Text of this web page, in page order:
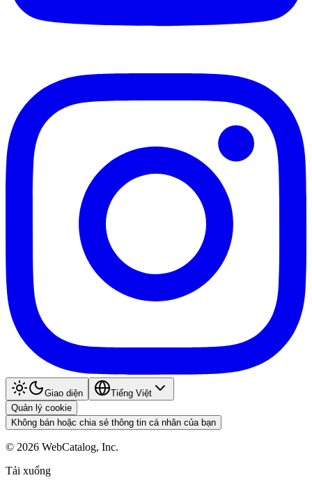
Giao diện
Tiếng Việt
Quản lý cookie
Không bán hoặc chia sẻ thông tin cá nhân của bạn
© 2026 WebCatalog, Inc.
Tải xuống